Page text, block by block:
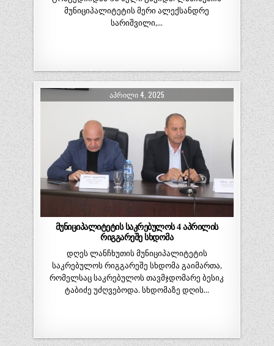
მუნიციპალიტეტის მერი ალექსანდრე
სარიშვილი,…
ᲐᲞᲠᲘᲚᲘ 4, 2025
მუნიციპალიტეტის საკრებულოს 4 აპრილის
რიგგარეშე სხდომა
დღეს ლანჩხუთის მუნიციპალიტეტის
საკრებულოს რიგგარეშე სხდომა გაიმართა,
რომელსაც საკრებულოს თავმჯდომარე ბესიკ
ტაბიძე უძღვებოდა. სხდომაზე დღის…